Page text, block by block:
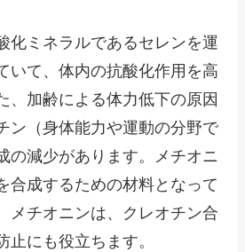
化ミネラルであるセレンを運
いて、体内の抗酸化作用を高
、加齢による体力低下の原因
ン（身体能力や運動の分野で
の減少があります。メチオニ
合成するための材料となって
メチオニンは、クレオチン合
止にも役立ちます。